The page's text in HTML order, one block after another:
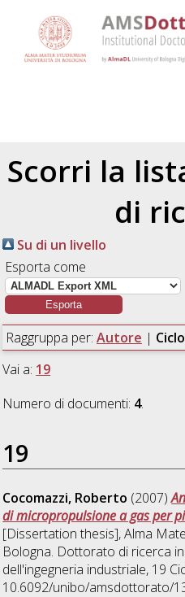
Scorri la
di
Su di un livello
Esporta come
Raggruppa per: Autore | Ciclo
Vai a: 19
Numero di documenti: 4.
19
Cocomazzi, Roberto (2007)
di micropropulsione a gas per
[Dissertation thesis], Alma
Bologna. Dottorato di ricerca in
dell'ingegneria industriale, 19
10.6092/unibo/amsdottorato/